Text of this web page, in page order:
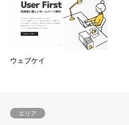
ウェブケイ
エリア